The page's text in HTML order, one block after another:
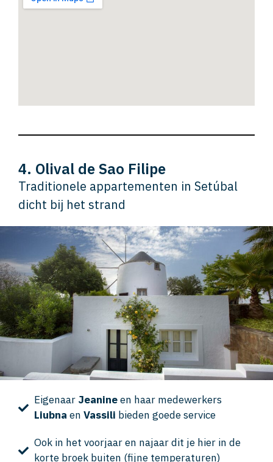
4. Olival de Sao Filipe
Traditionele appartementen in Setúbal
dicht bij het strand
Eigenaar Jeanineen haar medewerkers
Liubna en Vassili bieden goede service
Ook in het voorjaar en najaar dit je hier in de
korte broek buiten (fijne temperaturen)